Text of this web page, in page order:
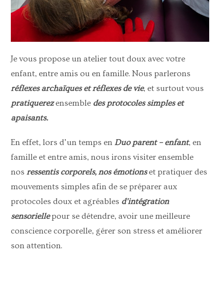
Je vous propose un atelier tout doux avec votre
enfant, entre amis ou en famille. Nous parlerons
réflexes archaïques et réflexes de vie, et surtout vous
pratiquerezensemble des protocoles simples et
apaisants.
En effet, lors d’un temps en Duo parent – enfant, en
famille et entre amis, nous irons visiter ensemble
nos ressentis corporels, nos émotionset pratiquer des
mouvements simples afin de se préparer aux
protocoles doux et agréables d’intégration
sensoriellepour se détendre, avoir une meilleure
conscience corporelle, gérer son stress et améliorer
son attention.